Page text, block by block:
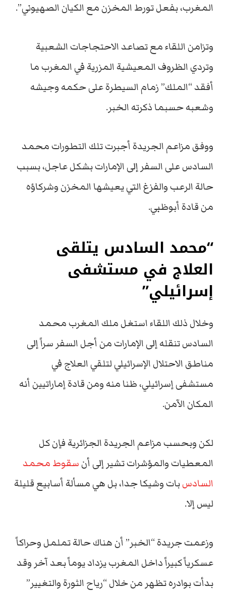
المغرب، بفعل تورط المخزن مع الكيان الصهيوني”.
وتزامن اللقاء مع تصاعد الاحتجاجات الشعبية
وتردي الظروف المعيشية المزرية في المغرب ما
أفقد “الملك” زمام السيطرة على حكمه وجيشه
وشعبه حسبما ذكرته الخبر.
ووفق مزاعم الجريدة أجبرت تلك التطورات محمد
السادس على السفر إلى الإمارات بشكل عاجل، بسبب
حالة الرعب والفزغ التي يعيشها المخزن وشركاؤه
من قادة أبوظبي.
“محمد السادس يتلقى
العلاج في مستشفى
إسرائيلي”
وخلال ذلك اللقاء استغل ملك المغرب محمد
السادس تنقله إلى الإمارات من أجل السفر سراً إلى
مناطق الاحتلال الإسرائيلي لتلقي العلاج في
مستشفى إسرائيلي، ظنا منه ومن قادة إماراتيين أنه
المكان الآمن.
لكن وبحسب مزاعم الجريدة الجزائرية فإن كل
المعطيات والمؤشرات تشير إلى أنسقوط محمد
السادسبات وشيكا جدا، بل هي مسألة أسابيع قليلة
ليس إلا.
وزعمت جريدة “الخبر” أن هناك حالة تململ وحراكاً
عسكرياً كبيراً داخل المغرب يزداد يوماً بعد آخر وقد
بدأت بوادره تظهر من خلال “رياح الثورة والتغيير”